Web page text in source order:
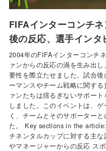
FIFAインターコンチ
後の反応、選手イン
2004年のFIFAインターコンチ
ァンからの反応の渦を生み出
要性を際立たせました。試合
ーマンスやチーム戦略に関す
ァンたちは揺るぎないサポー
しました。このイベントは、
く、チームとそのサポーター
た。 Key sections in the
チネンタルカップに対する主
やマネージャーからの反応 ス